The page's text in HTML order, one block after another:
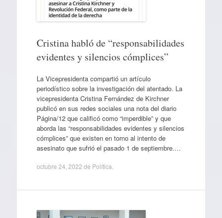
Cristina habló de “responsabilidades
evidentes y silencios cómplices”
La Vicepresidenta compartió un artículo
periodístico sobre la investigación del atentado. La
vicepresidenta Cristina Fernández de Kirchner
publicó en sus redes sociales una nota del diario
Página/12 que calificó como “imperdible” y que
aborda las “responsabilidades evidentes y silencios
cómplices” que existen en torno al intento de
asesinato que sufrió el pasado 1 de septiembre.…
octubre 24, 2022 de Política